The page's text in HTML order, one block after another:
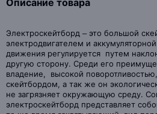
Описание товара
Электроскейтборд – это большой
электродвигателем и
движения регулируется путем
другую сторону. Среди его
владение, высокой
скейтбордом, а так же он
не загрязняет окружающую среду.
электроскейтборд представляет